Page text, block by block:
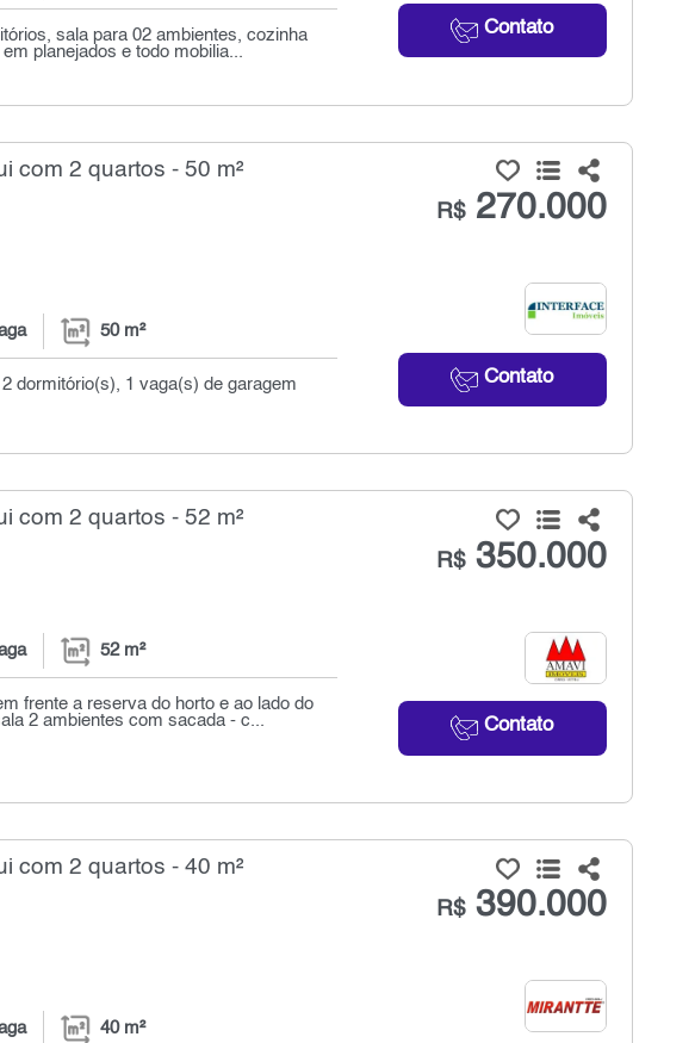
Contato
sala para 02 ambientes, cozinha
planejados e todo mobilia...
com 2 quartos - 50 m²
R$270.000
Contato
50 m²
dormitório(s), 1 vaga(s) de garagem
com 2 quartos - 52 m²
R$350.000
Contato
52 m²
frente a reserva do horto e ao lado do
2 ambientes com sacada - c...
com 2 quartos - 40 m²
R$390.000
40 m²